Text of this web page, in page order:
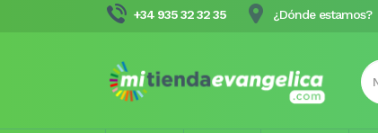
+34 935 32 32 35 ¿Dónde estamos?